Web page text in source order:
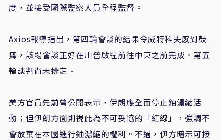
度，並接受國際監察人員全程監督。
Axios報導指出，第四輪會談的結果令威特科夫感到鼓
舞，該場會談正好在川普啟程前往中東之前完成。第五
輪談判尚未排定。
美方官員先前曾公開表示，伊朗應全面停止鈾濃縮活
動；但伊朗方面則視此為不可妥協的「紅線」，強調不
會放棄在本國進行鈾濃縮的權利。不過，伊方暗示可接